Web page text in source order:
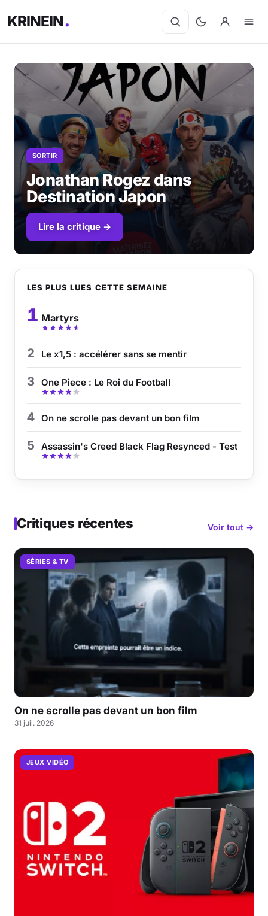
KRINEIN
SORTIR
Jonathan Rogez dans
Destination Japon
Lire la critique →
LES PLUS LUES CETTE SEMAINE
1 Martyrs
2 Le x1,5 : accélérer sans se mentir
3 One Piece : Le Roi du Football
4 On ne scrolle pas devant un bon film
5 Assassin's Creed Black Flag Resynced - Test
Critiques récentes Voir tout →
SÉRIES & TV
On ne scrolle pas devant un bon film
31 juil. 2026
JEUX VIDÉO